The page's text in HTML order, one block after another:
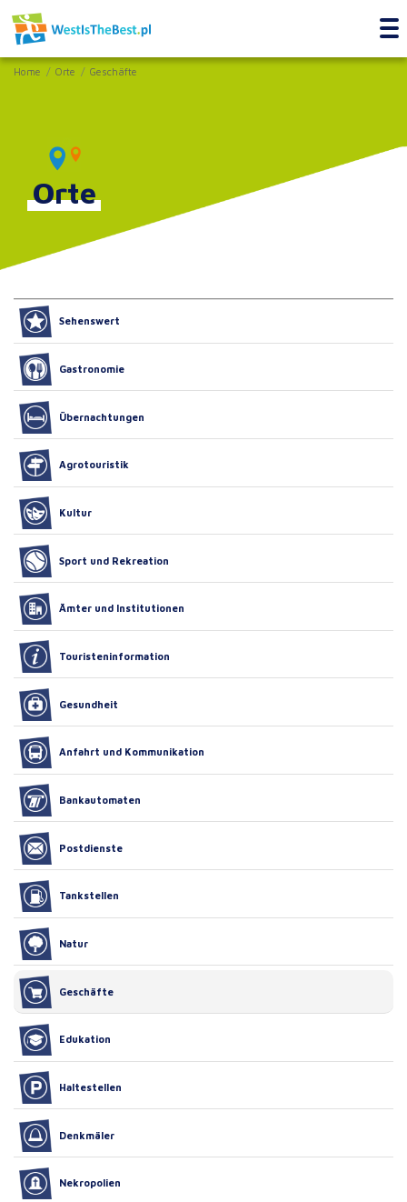
Home Orte Geschäfte
Orte
Sehenswert
Gastronomie
Übernachtungen
Agrotouristik
Kultur
Sport und Rekreation
Ämter und Institutionen
Touristeninformation
Gesundheit
Anfahrt und Kommunikation
Bankautomaten
Postdienste
Tankstellen
Natur
Geschäfte
Edukation
Haltestellen
Denkmäler
Nekropolien